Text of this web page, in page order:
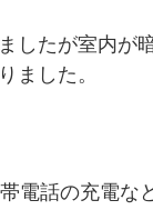
したが室内が
ました。
電話の充電な